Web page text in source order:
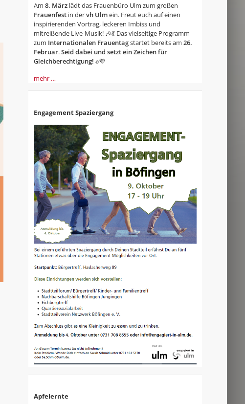
Am 8. Märzlädt das Frauenbüro Ulm zum großen
Frauenfestin dervh Ulmein. Freut euch auf einen
inspirierenden Vortrag, leckeren Imbiss und
mitreißende Live-Musik! 🎶💃 Das vielseitige Programm
zum Internationalen Frauentagstartet bereits am 26.
Februar.Seid dabei und setzt ein Zeichen für
Gleichberechtigung! ✊💜
mehr …
Engagement Spaziergang
Apfelernte